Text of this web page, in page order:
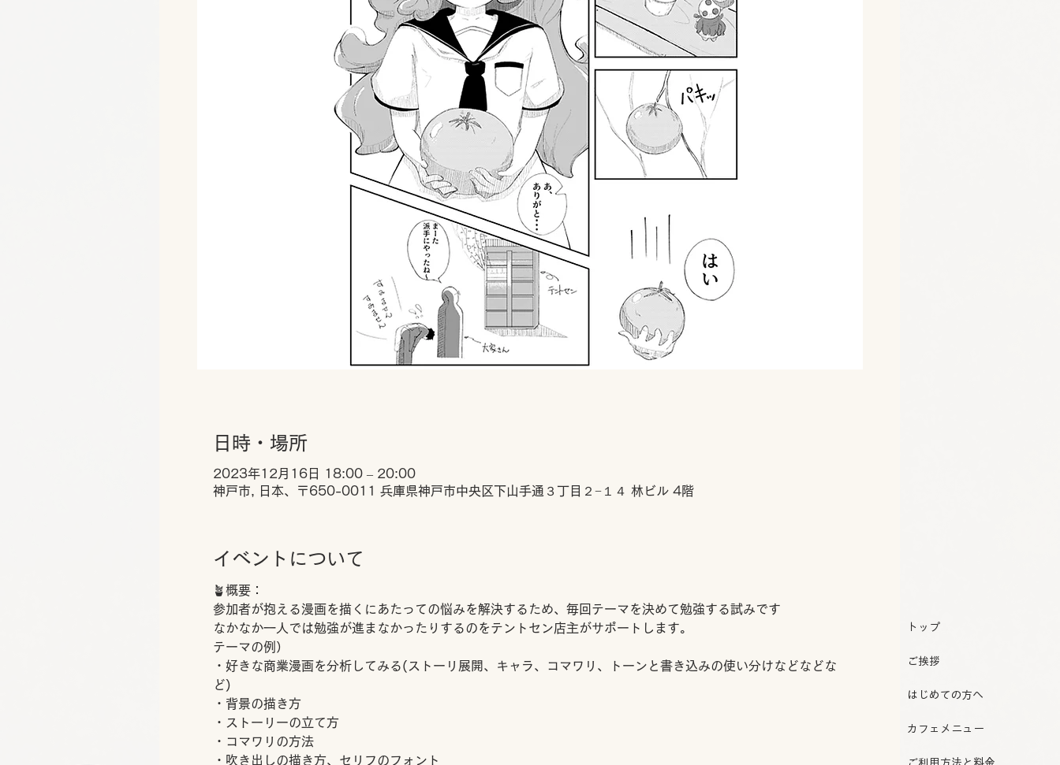
トップ
ご挨拶
はじめての方へ
カフェメニュー
ご利用方法と料金
日時・場所
2023年12月16日 18:00 – 20:00
神戸市, 日本、〒650-0011 兵庫県神戸市中央区下山手通３丁目２−１４ 林ビル 4階
イベントについて
🪴概要：
参加者が抱える漫画を描くにあたっての悩みを解決するため、毎回テーマを決めて勉強する試みです
なかなか一人では勉強が進まなかったりするのをテントセン店主がサポートします。
テーマの例）
・好きな商業漫画を分析してみる(ストーリ展開、キャラ、コマワリ、トーンと書き込みの使い分けなどなどな
ど)
・背景の描き方
・ストーリーの立て方
・コマワリの方法
・吹き出しの描き方、セリフのフォント